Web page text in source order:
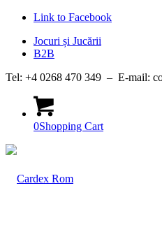
Link to Facebook
Jocuri și Jucării
B2B
Tel: +4 0268 470 349 – E-mail:
0Shopping Cart